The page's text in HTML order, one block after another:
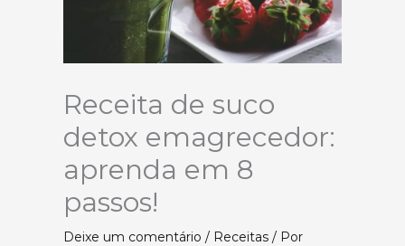
Receita de suco
detox emagrecedor:
aprenda em 8
passos!
Deixe um comentário / Receitas / Por